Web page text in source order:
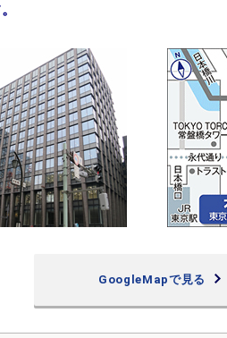
GoogleMapで見る